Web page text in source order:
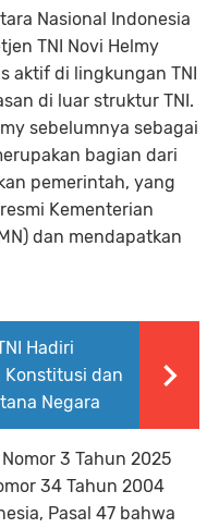
Nasional Indonesia
TNI Novi Helmy
aktif di lingkungan TNI
di luar struktur TNI.
sebelumnya sebagai
bagian dari
pemerintah, yang
Kementerian
dan mendapatkan
Hadiri
Konstitusi dan
Negara
3 Tahun 2025
34 Tahun 2004
Pasal 47 bahwa